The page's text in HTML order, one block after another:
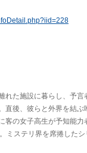
れた施設に暮らし、予
後、彼らと外界を結ぶ
客の女子高生が予知能
ミステリ界を席捲したシ